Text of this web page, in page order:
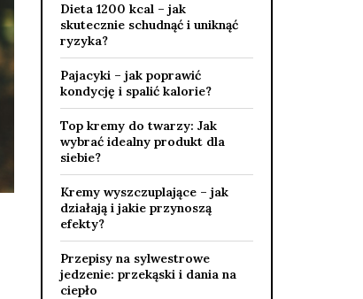
Dieta 1200 kcal – jak
skutecznie schudnąć i uniknąć
ryzyka?
Pajacyki – jak poprawić
kondycję i spalić kalorie?
Top kremy do twarzy: Jak
wybrać idealny produkt dla
siebie?
Kremy wyszczuplające – jak
działają i jakie przynoszą
efekty?
Przepisy na sylwestrowe
jedzenie: przekąski i dania na
ciepło